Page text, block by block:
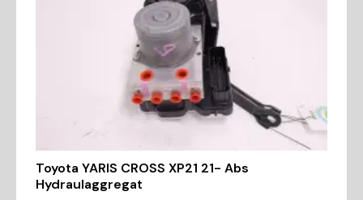
Toyota YARIS CROSS XP21 21- Abs
Hydraulaggregat